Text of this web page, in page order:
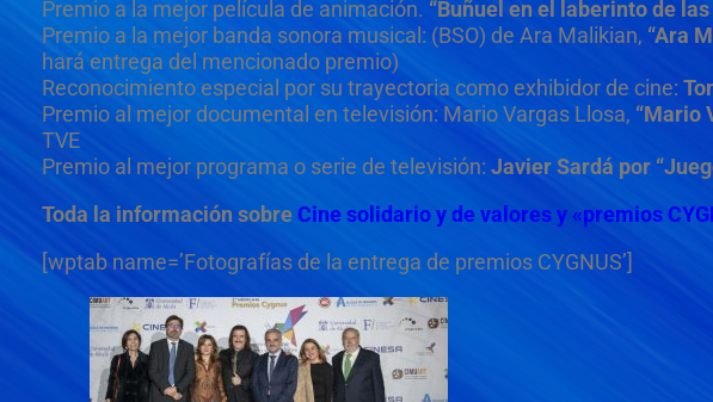
Premio a la mejor película de animación. “Buñuel en el laberinto de
Premio a la mejor banda sonora musical: (BSO) de Ara Malikian, “Ara
hará entrega del mencionado premio)
Reconocimiento especial por su trayectoria como exhibidor de cine:
Premio al mejor documental en televisión: Mario Vargas Llosa, “Mario
TVE
Premio al mejor programa o serie de televisión: Javier Sardá por
Toda la información sobreCine solidario y de valores y «premios
[wptab name=’Fotografías de la entrega de premios CYGNUS’]